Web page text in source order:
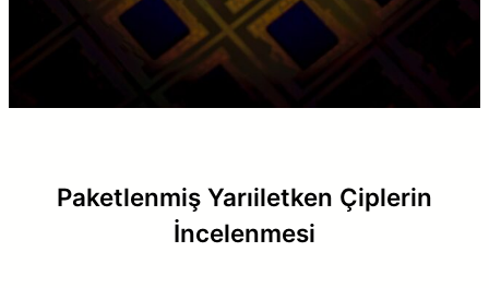
Paketlenmiş Yarıiletken Çiplerin
İncelenmesi